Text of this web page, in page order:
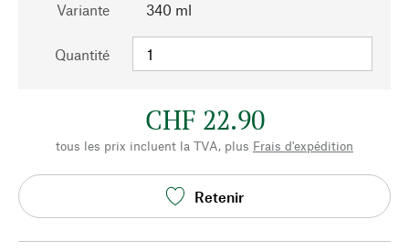
Variante 340 ml
Quantité
CHF 22.90
tous les prix incluent la TVA, plus Frais d'expédition
Retenir